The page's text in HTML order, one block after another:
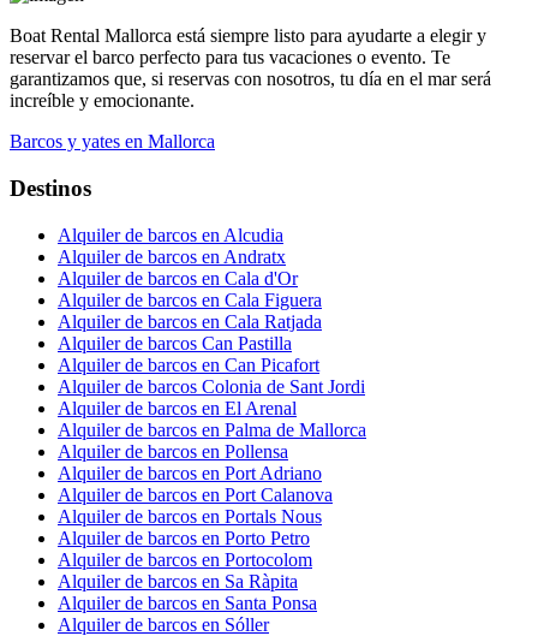
Boat Rental Mallorca está siempre listo para ayudarte a elegir y
reservar el barco perfecto para tus vacaciones o evento. Te
garantizamos que, si reservas con nosotros, tu día en el mar será
increíble y emocionante.
Barcos y yates en Mallorca
Destinos
Alquiler de barcos en Alcudia
Alquiler de barcos en Andratx
Alquiler de barcos en Cala d'Or
Alquiler de barcos en Cala Figuera
Alquiler de barcos en Cala Ratjada
Alquiler de barcos Can Pastilla
Alquiler de barcos en Can Picafort
Alquiler de barcos Colonia de Sant Jordi
Alquiler de barcos en El Arenal
Alquiler de barcos en Palma de Mallorca
Alquiler de barcos en Pollensa
Alquiler de barcos en Port Adriano
Alquiler de barcos en Port Calanova
Alquiler de barcos en Portals Nous
Alquiler de barcos en Porto Petro
Alquiler de barcos en Portocolom
Alquiler de barcos en Sa Ràpita
Alquiler de barcos en Santa Ponsa
Alquiler de barcos en Sóller